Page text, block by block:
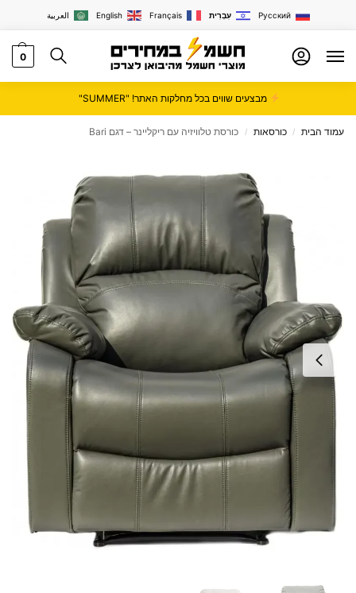
العربية English Français עִבְרִית Русский
0
מבצעים שווים בכל מחלקות האתר! "SUMMER"
עמוד הבית / כורסאות / כורסת טלוויזיה עם ריקליינר – דגם Bari